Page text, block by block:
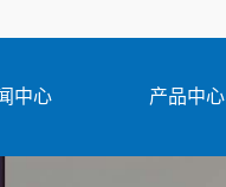
中心 产品中心